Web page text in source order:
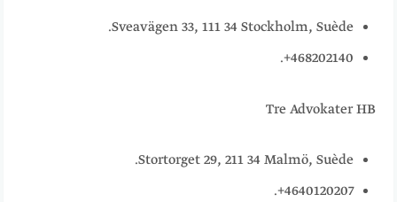
Sveavägen 33, 111 34 Stockholm, Suède.
468202140+.
Tre Advokater HB
Stortorget 29, 211 34 Malmö, Suède.
4640120207+.